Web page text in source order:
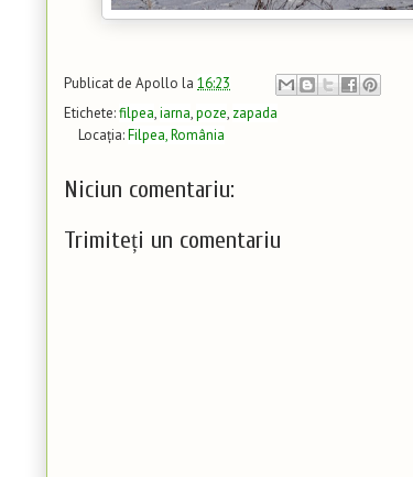
Publicat de Apollo la 16:23
Etichete:filpea,iarna,poze, zapada
Locația:Filpea, România
Niciun comentariu:
Trimiteți un comentariu